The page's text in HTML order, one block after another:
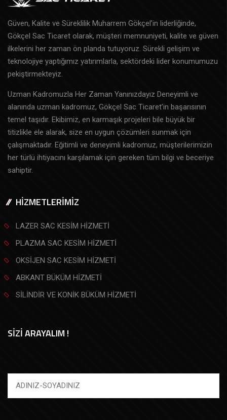
Güven, Kalite ve Süreklilik Muharrem Gökçel’in liderliğinde,
Gökçel Sac Ticaret olarak, müşteri memnuniyeti, kalite ve güven
ilkelerini her zaman ön planda tutuyoruz. Sürekli gelişim ve
teknolojiye yaptığımız yatırımlarla, sektördeki lider konumumuzu
pekiştirmekteyiz.
Uzman Kadromuzla Her Zaman Yanınızdayız Deneyimli ve
alanında uzman kadromuz, Gökçel Sac Ticaret’in başarısının
temel taşıdır. Ekibimiz, en karmaşık projeleri bile büyük bir
titizlikle ele alarak, size en uygun çözümleri sunmak için
çalışmaktadır. Eğitimli ve deneyimli kadromuz, müşterilerimizin
her türlü ihtiyacını karşılamak için gereken tüm bilgi ve beceriye
sahiptir.
HİZMETLERİMİZ
LAZER SAC KESİM HİZMETİ
PLAZMA SAC KESİM HİZMETİ
OKSİJEN SAC KESİM HİZMETİ
ABKANT BÜKÜM HİZMETİ
SİLİNDİR VE KONİK BÜKÜM HİZMETİ
SİZİ ARAYALIM !